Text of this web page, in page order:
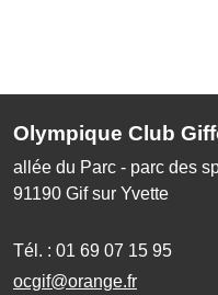
Olympique Club
allée du Parc - parc des
91190 Gif sur Yvette
Tél. : 01 69 07 15 95
ocgif@orange.fr